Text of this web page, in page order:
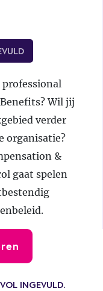
professional
Wil jij
verder
organisatie?
&
gaat spelen
INGEVULD.